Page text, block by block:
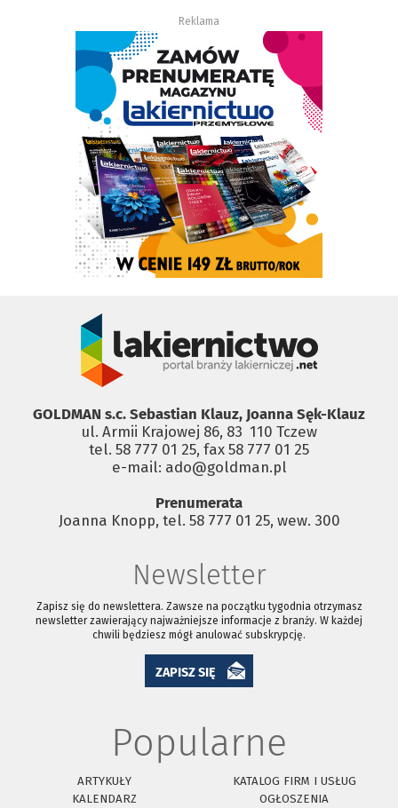
Reklama
GOLDMAN s.c. Sebastian Klauz, Joanna Sęk-Klauz
ul. Armii Krajowej 86, 83 ­ 110 Tczew
tel. 58 777 01 25, fax 58 777 01 25
e-mail: ado@goldman.pl
Prenumerata
Joanna Knopp, tel. 58 777 01 25, wew. 300
Newsletter
Zapisz się do newslettera. Zawsze na początku tygodnia otrzymasz
newsletter zawierający najważniejsze informacje z branży. W każdej
chwili będziesz mógł anulować subskrypcję.
ZAPISZ SIĘ
Popularne
ARTYKUŁY
KATALOG FIRM I USŁUG
KALENDARZ
OGŁOSZENIA